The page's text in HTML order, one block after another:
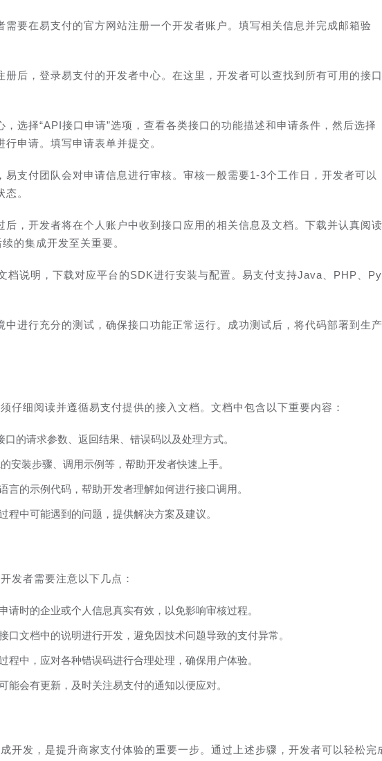
需要在易支付的官方网站注册一个开发者账户。填写相关信息并完成邮箱验
册后，登录易支付的开发者中心。在这里，开发者可以查找到所有可用的接口
，选择“API接口申请”选项，查看各类接口的功能描述和申请条件，然后选择
申请。填写申请表单并提交。
易支付团队会对申请信息进行审核。审核一般需要1-3个工作日，开发者可以
。
后，开发者将在个人账户中收到接口应用的相关信息及文档。下载并认真阅读
的集成开发至关重要。
档说明，下载对应平台的SDK进行安装与配置。易支付支持Java、PHP、Py
中进行充分的测试，确保接口功能正常运行。成功测试后，将代码部署到生产
仔细阅读并遵循易支付提供的接入文档。文档中包含以下重要内容：
口的请求参数、返回结果、错误码以及处理方式。
安装步骤、调用示例等，帮助开发者快速上手。
言的示例代码，帮助开发者理解如何进行接口调用。
程中可能遇到的问题，提供解决方案及建议。
发者需要注意以下几点：
请时的企业或个人信息真实有效，以免影响审核过程。
口文档中的说明进行开发，避免因技术问题导致的支付异常。
程中，应对各种错误码进行合理处理，确保用户体验。
能会有更新，及时关注易支付的通知以便应对。
开发，是提升商家支付体验的重要一步。通过上述步骤，开发者可以轻松完